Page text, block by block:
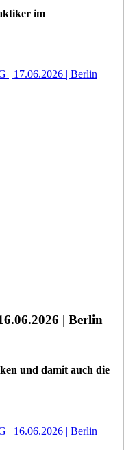
im
| 17.06.2026 | Berlin
| Berlin
und damit auch die
| 16.06.2026 | Berlin